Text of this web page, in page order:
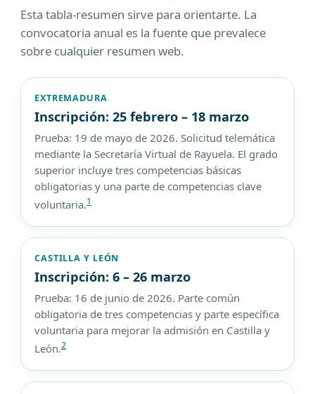
Esta tabla-resumen sirve para orientarte. La
convocatoria anual es la fuente que prevalece
sobre cualquier resumen web.
EXTREMADURA
Inscripción: 25 febrero – 18 marzo
Prueba: 19 de mayo de 2026. Solicitud telemática
mediante la Secretaría Virtual de Rayuela. El grado
superior incluye tres competencias básicas
obligatorias y una parte de competencias clave
voluntaria.1
CASTILLA Y LEÓN
Inscripción: 6 – 26 marzo
Prueba: 16 de junio de 2026. Parte común
obligatoria de tres competencias y parte específica
voluntaria para mejorar la admisión en Castilla y
León.2